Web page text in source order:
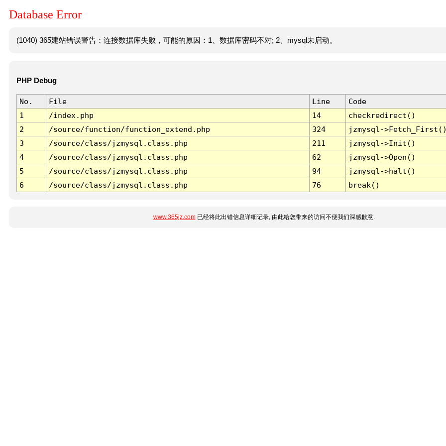
Database Error
(1040) 365建站错误警告：连接数据库失败，可能的原因：1、数据库密码不对; 2、mysql未启动。
PHP Debug
No. File Line
Code
1
/index.php 14
checkredirect()
2
/source/function/function_extend.php 324
jzmysql-
3
/source/class/jzmysql.class.php 211
jzmysql->Init()
4
/source/class/jzmysql.class.php 62
jzmysql->Open()
5
/source/class/jzmysql.class.php 94
jzmysql->halt()
6
/source/class/jzmysql.class.php 76 break()
www.365jz.com已经将此出错信息详细记录, 由此给您带来的访问不便我们深感歉意.